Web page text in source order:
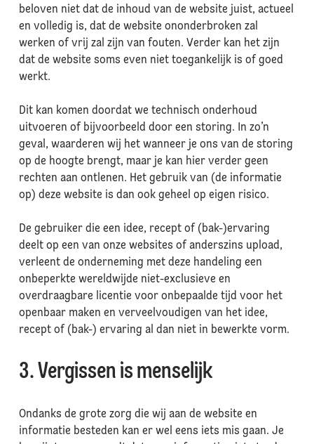
beloven niet dat de inhoud van de website juist, actueel
en volledig is, dat de website ononderbroken zal
werken of vrij zal zijn van fouten. Verder kan het zijn
dat de website soms even niet toegankelijk is of goed
werkt.
Dit kan komen doordat we technisch onderhoud
uitvoeren of bijvoorbeeld door een storing. In zo’n
geval, waarderen wij het wanneer je ons van de storing
op de hoogte brengt, maar je kan hier verder geen
rechten aan ontlenen. Het gebruik van (de informatie
op) deze website is dan ook geheel op eigen risico.
De gebruiker die een idee, recept of (bak-)ervaring
deelt op een van onze websites of anderszins upload,
verleent de onderneming met deze handeling een
onbeperkte wereldwijde niet-exclusieve en
overdraagbare licentie voor onbepaalde tijd voor het
openbaar maken en verveelvoudigen van het idee,
recept of (bak-) ervaring al dan niet in bewerkte vorm.
3. Vergissen is menselijk
Ondanks de grote zorg die wij aan de website en
informatie besteden kan er wel eens iets mis gaan. Je